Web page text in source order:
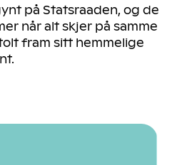
på Statsraaden, og de
når alt skjer på samme
fram sitt hemmelige